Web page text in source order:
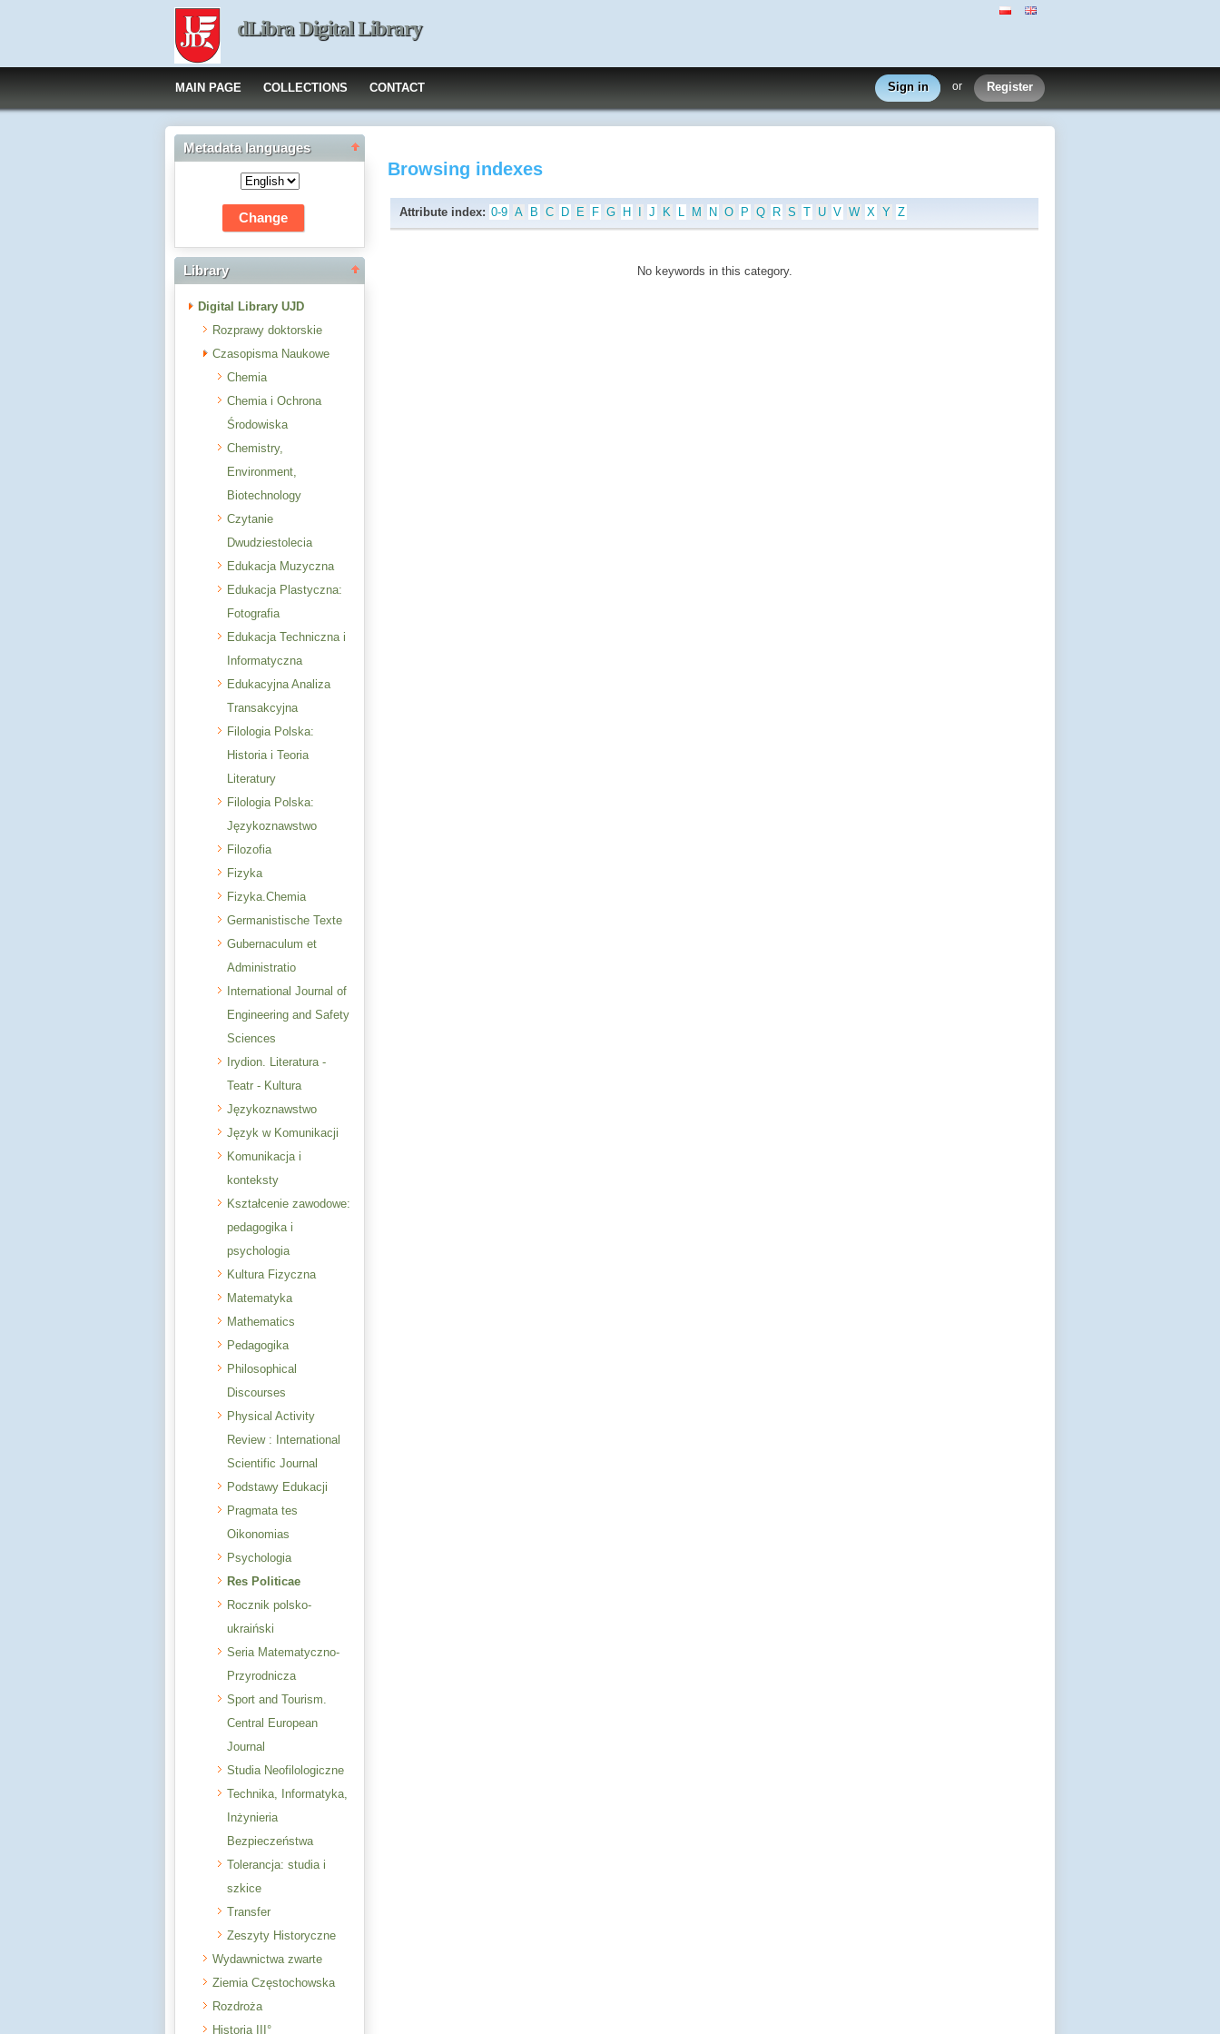
dLibra Digital Library
MAIN PAGE COLLECTIONS CONTACT Sign in or Register
Metadata languages
Library
Digital Library UJD
Rozprawy doktorskie
Czasopisma Naukowe
Chemia
Chemia i Ochrona
Środowiska
Chemistry,
Environment,
Biotechnology
Czytanie
Dwudziestolecia
Edukacja Muzyczna
Edukacja Plastyczna:
Fotografia
Edukacja Techniczna i
Informatyczna
Edukacyjna Analiza
Transakcyjna
Filologia Polska:
Historia i Teoria
Literatury
Filologia Polska:
Językoznawstwo
Filozofia
Fizyka
Fizyka.Chemia
Germanistische Texte
Gubernaculum et
Administratio
International Journal of
Engineering and Safety
Sciences
Irydion. Literatura -
Teatr - Kultura
Językoznawstwo
Język w Komunikacji
Komunikacja i
konteksty
Kształcenie zawodowe:
pedagogika i
psychologia
Kultura Fizyczna
Matematyka
Mathematics
Pedagogika
Philosophical
Discourses
Physical Activity
Review : International
Scientific Journal
Podstawy Edukacji
Pragmata tes
Oikonomias
Psychologia
Res Politicae
Rocznik polsko-
ukraiński
Seria Matematyczno-
Przyrodnicza
Sport and Tourism.
Central European
Journal
Studia Neofilologiczne
Technika, Informatyka,
Inżynieria
Bezpieczeństwa
Tolerancja: studia i
szkice
Transfer
Zeszyty Historyczne
Wydawnictwa zwarte
Ziemia Częstochowska
Rozdroża
Historia III°
Browsing indexes
Attribute index: 0-9 A B C D E F G H J K L M N O P Q R S T U V W X Y Z
No keywords in this category.